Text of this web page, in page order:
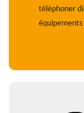
téléphoner
équipements